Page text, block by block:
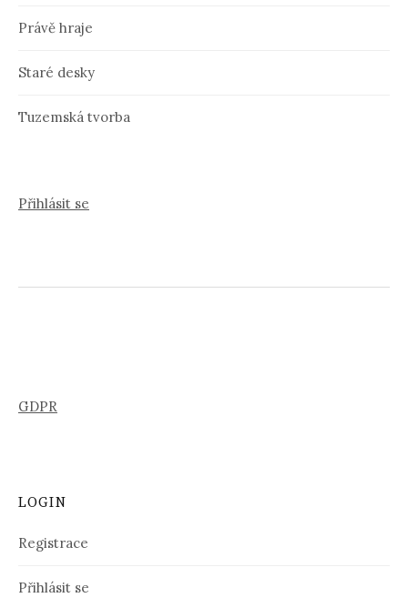
Právě hraje
Staré desky
Tuzemská tvorba
Přihlásit se
GDPR
LOGIN
Registrace
Přihlásit se